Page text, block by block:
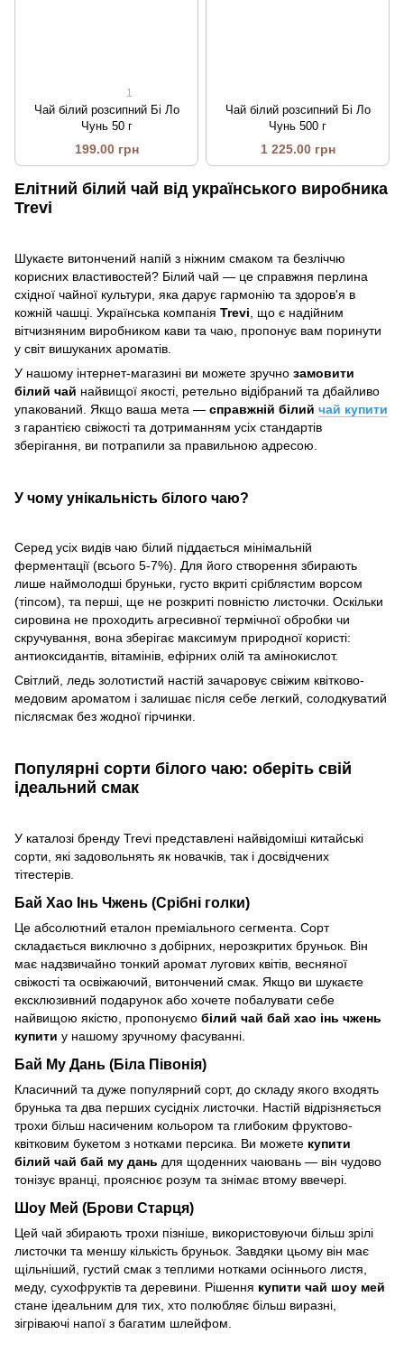
1
Чай білий розсипний Бі Ло
Чунь 50 г
199.00 грн
Чай білий розсипний Бі Ло
Чунь 500 г
1 225.00 грн
Елітний білий чай від українського виробника
Trevi
Шукаєте витончений напій з ніжним смаком та безліччю
корисних властивостей? Білий чай — це справжня перлина
східної чайної культури, яка дарує гармонію та здоров'я в
кожній чашці. Українська компанія Trevi , що є надійним
вітчизняним виробником кави та чаю, пропонує вам поринути
у світ вишуканих ароматів.
У нашому інтернет-магазині ви можете зручно замовити
білий чай найвищої якості, ретельно відібраний та дбайливо
упакований. Якщо ваша мета — справжній білий чай купити
з гарантією свіжості та дотриманням усіх стандартів
зберігання, ви потрапили за правильною адресою.
У чому унікальність білого чаю?
Серед усіх видів чаю білий піддається мінімальній
ферментації (всього 5-7%). Для його створення збирають
лише наймолодші бруньки, густо вкриті сріблястим ворсом
(тіпсом), та перші, ще не розкриті повністю листочки. Оскільки
сировина не проходить агресивної термічної обробки чи
скручування, вона зберігає максимум природної користі:
антиоксидантів, вітамінів, ефірних олій та амінокислот.
Світлий, ледь золотистий настій зачаровує свіжим квітково-
медовим ароматом і залишає після себе легкий, солодкуватий
післясмак без жодної гірчинки.
Популярні сорти білого чаю: оберіть свій
ідеальний смак
У каталозі бренду Trevi представлені найвідоміші китайські
сорти, які задовольнять як новачків, так і досвідчених
тітестерів.
Бай Хао Інь Чжень (Срібні голки)
Це абсолютний еталон преміального сегмента. Сорт
складається виключно з добірних, нерозкритих бруньок. Він
має надзвичайно тонкий аромат лугових квітів, весняної
свіжості та освіжаючий, витончений смак. Якщо ви шукаєте
ексклюзивний подарунок або хочете побалувати себе
найвищою якістю, пропонуємо білий чай бай хао інь чжень
купити у нашому зручному фасуванні.
Бай Му Дань (Біла Півонія)
Класичний та дуже популярний сорт, до складу якого входять
брунька та два перших сусідніх листочки. Настій відрізняється
трохи більш насиченим кольором та глибоким фруктово-
квітковим букетом з нотками персика. Ви можете купити
білий чай бай му дань для щоденних чаювань — він чудово
тонізує вранці, прояснює розум та знімає втому ввечері.
Шоу Мей (Брови Старця)
Цей чай збирають трохи пізніше, використовуючи більш зрілі
листочки та меншу кількість бруньок. Завдяки цьому він має
щільніший, густий смак з теплими нотками осіннього листя,
меду, сухофруктів та деревини. Рішення купити чай шоу мей
стане ідеальним для тих, хто полюбляє більш виразні,
зігріваючі напої з багатим шлейфом.